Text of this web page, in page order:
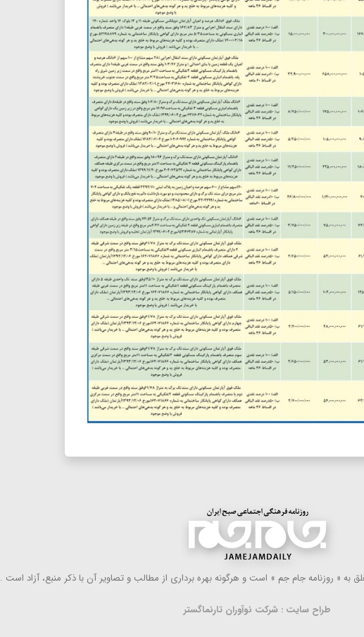
به « روزنامه جام جم » است و هرگونه بهره ‌برداری از مطالب و تصاویر آن با ذكر منبع، آزاد است .
طراح سایت : شرکت نوآوران تارنماگستر